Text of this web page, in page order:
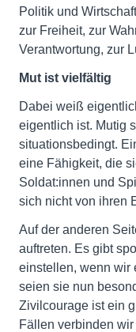
Politik und
zur Freiheit, zur
Verantwortung, zur
Mut ist vielfältig
Dabei weiß
eigentlich ist. Mutig
situationsbedingt.
eine Fähigkeit, die
Soldat:innen und
sich nicht von ihren
Auf der anderen
auftreten. Es gibt
einstellen, wenn wir
seien sie nun
Zivilcourage ist ein
Fällen verbinden